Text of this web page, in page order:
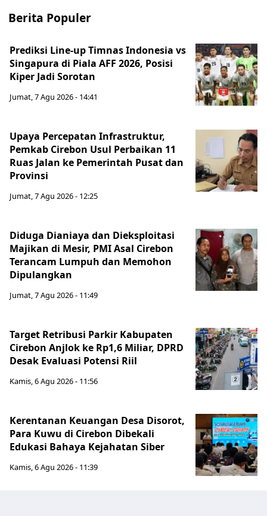
Berita Populer
Prediksi Line-up Timnas Indonesia vs
Singapura di Piala AFF 2026, Posisi
Kiper Jadi Sorotan
Jumat, 7 Agu 2026 - 14:41
Upaya Percepatan Infrastruktur,
Pemkab Cirebon Usul Perbaikan 11
Ruas Jalan ke Pemerintah Pusat dan
Provinsi
Jumat, 7 Agu 2026 - 12:25
Diduga Dianiaya dan Dieksploitasi
Majikan di Mesir, PMI Asal Cirebon
Terancam Lumpuh dan Memohon
Dipulangkan
Jumat, 7 Agu 2026 - 11:49
Target Retribusi Parkir Kabupaten
Cirebon Anjlok ke Rp1,6 Miliar, DPRD
Desak Evaluasi Potensi Riil
Kamis, 6 Agu 2026 - 11:56
Kerentanan Keuangan Desa Disorot,
Para Kuwu di Cirebon Dibekali
Edukasi Bahaya Kejahatan Siber
Kamis, 6 Agu 2026 - 11:39